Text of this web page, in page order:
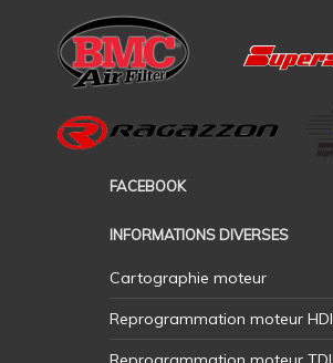
FACEBOOK
INFORMATIONS DIVERSES
Cartographie moteur
Reprogrammation moteur HDI